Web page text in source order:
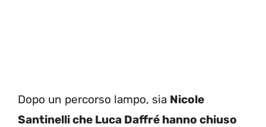
Dopo un percorso lampo, sia Nicole
Santinelli che Luca Daffré hanno chiuso